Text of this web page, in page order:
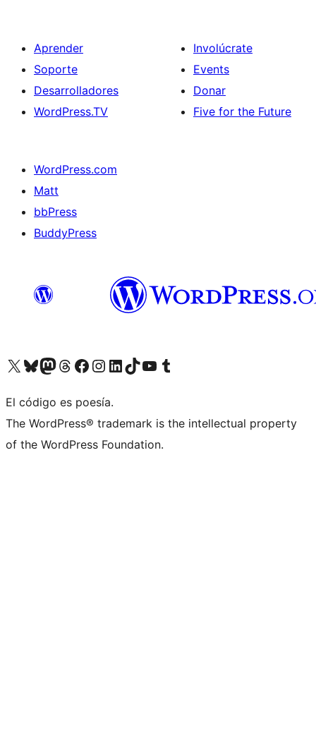
Aprender
Soporte
Desarrolladores
WordPress.TV
Involúcrate
Events
Donar
Five for the Future
WordPress.com
Matt
bbPress
BuddyPress
Visit our X (formerly Twitter) account
Visit our Bluesky account
Visita nuestra cuenta de Twitter
Visit our Threads account
Visita nuestra página de Facebook
Visite nuestra cuenta de Instagram
Visit our LinkedIn account
Visit our TikTok account
Visit our YouTube channel
Visit our Tumblr account
El código es poesía.
The WordPress® trademark is the intellectual property
of the WordPress Foundation.